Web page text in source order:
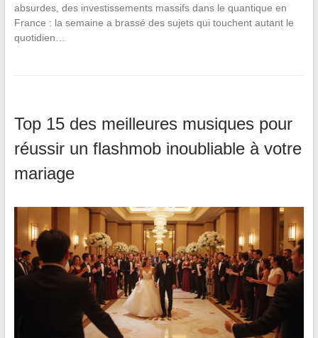
absurdes, des investissements massifs dans le quantique en
France : la semaine a brassé des sujets qui touchent autant le
quotidien…
Top 15 des meilleures musiques pour
réussir un flashmob inoubliable à votre
mariage